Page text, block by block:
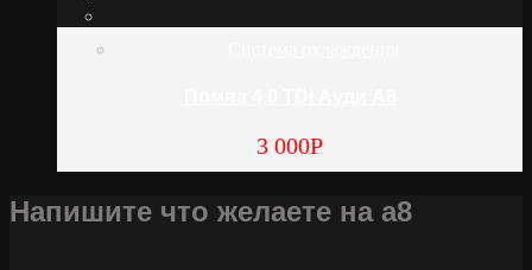
3 000Р
Напишите что желаете на а8